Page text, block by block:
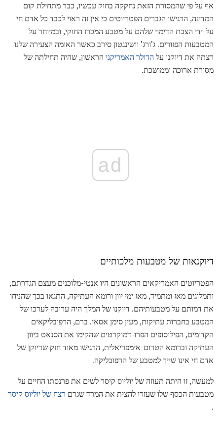
אף על פי שהמסורת הזאת נחקקה בחוק עכשיו, כבר מתחילת קום
המדינה, הרגישו הגברים הפטריוטים כי אין זה ראוי לכבד כל אדם חי
על-ידי הצבת הדימוי שלהם על מטבע המכרז החוקי, ובמיוחד על
המטבעות הפזורים. ג'ורג' וושינגטון סירב כאשר האומה הצעירה שלנו
רצתה את דיוקנו על הדולר האמריקני הראשון, שהיה תחילתה של
מסורת ארוכה וממושכת.
ad
דיוקנאות של מטבעות מלכותיים
הפטריוטים האמריקאים הראשונים היו אנטי-מלוכנים מעצם הגדרתם,
ותמלוגים מאז ומתמיד, מאז ימי יוון ורומא העתיקה, התגאו בכך שהניחו
את דמותם על מטבעותיהם. דיוקנו של המלך היה ערובה לערכו של
המטבע בחברות עתיקות, מעין סימן אסאי. ברם, הרפובליקאים
הקדומים, הפילוסופים הפרו-דמוקרטים שהקימו את הסנאט ביוון
העתיקה וברומא הטרום-אימפריאלית, הרגישו מאוד חזק שדיוקן של
אדם חי אינו שייך למטבע של הרפובליקה.
למעשה, זו היתה תעוזה של יוליוס קיסר לשים את פרנסתו החיים על
מטבעות הכסף שלו שעזרו להצית את המרד שגרם רצח של יוליוס קיסר
.